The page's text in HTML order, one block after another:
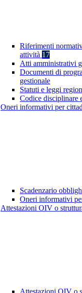
Riferimenti
attività 17
Atti amministrativi
Documenti di
gestionale
Statuti e leggi
Codice disciplinare
Oneri informativi per
Scadenzario
Oneri informativi
Attestazioni OIV o